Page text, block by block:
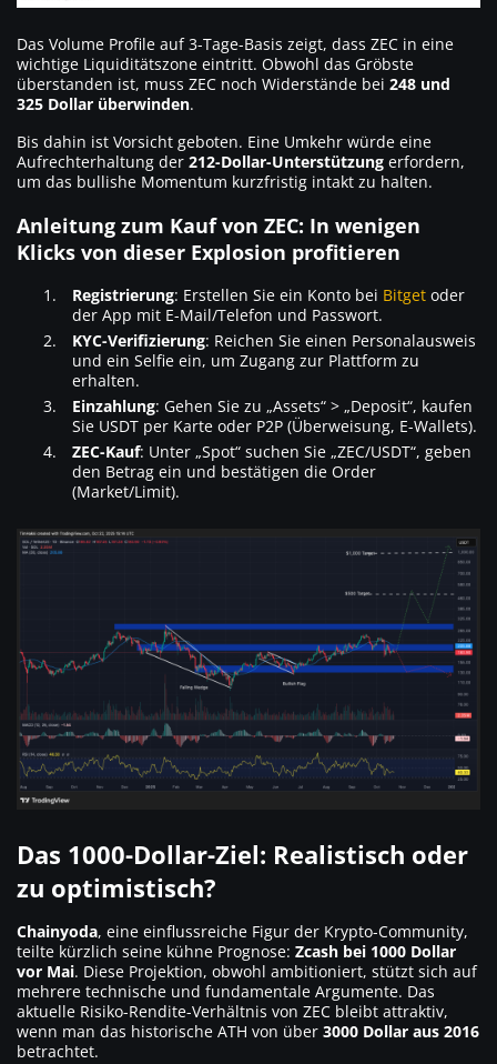
Das Volume Profile auf 3-Tage-Basis zeigt, dass ZEC in eine
wichtige Liquiditätszone eintritt. Obwohl das Gröbste
überstanden ist, muss ZEC noch Widerstände bei 248 und
325 Dollar überwinden.
Bis dahin ist Vorsicht geboten. Eine Umkehr würde eine
Aufrechterhaltung der 212-Dollar-Unterstützung erfordern,
um das bullishe Momentum kurzfristig intakt zu halten.
Anleitung zum Kauf von ZEC: In wenigen
Klicks von dieser Explosion profitieren
Registrierung: Erstellen Sie ein Konto bei Bitget oder
der App mit E-Mail/Telefon und Passwort.
KYC-Verifizierung: Reichen Sie einen Personalausweis
und ein Selfie ein, um Zugang zur Plattform zu
erhalten.
Einzahlung: Gehen Sie zu „Assets“ > „Deposit“, kaufen
Sie USDT per Karte oder P2P (Überweisung, E-Wallets).
ZEC-Kauf: Unter „Spot“ suchen Sie „ZEC/USDT“, geben
den Betrag ein und bestätigen die Order
(Market/Limit).
Das 1000-Dollar-Ziel: Realistisch oder
zu optimistisch?
Chainyoda, eine einflussreiche Figur der Krypto-Community,
teilte kürzlich seine kühne Prognose: Zcash bei 1000 Dollar
vor Mai. Diese Projektion, obwohl ambitioniert, stützt sich auf
mehrere technische und fundamentale Argumente. Das
aktuelle Risiko-Rendite-Verhältnis von ZEC bleibt attraktiv,
wenn man das historische ATH von über 3000 Dollar aus 2016
betrachtet.